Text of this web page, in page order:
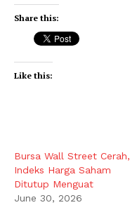
Share this:
Like this:
Bursa Wall Street Cerah,
Indeks Harga Saham
Ditutup Menguat
June 30, 2026